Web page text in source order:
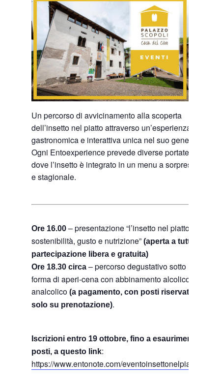
Un percorso di avvicinamento alla scoperta
dell’insetto nel piatto attraverso un’esperienza
gastronomica e interattiva unica nel suo genere!
Ogni Entoexperience prevede diverse portate
dove l’insetto è integrato in un menu a sorpresa
e stagionale.
Ore 16.00 – presentazione “l’insetto nel piatto:
sostenibilità, gusto e nutrizione”(aperta a tutti,
partecipazione libera e gratuita)
Ore 18.30 circa – percorso degustativo sotto
forma di aperi-cena con abbinamento alcolico e
analcolico(a pagamento, con posti riservati
solo su prenotazione).
Iscrizioni entro 19 ottobre, fino a esaurimento
posti, a questo link:
https://www.entonote.com/eventoinsettonelpiatto